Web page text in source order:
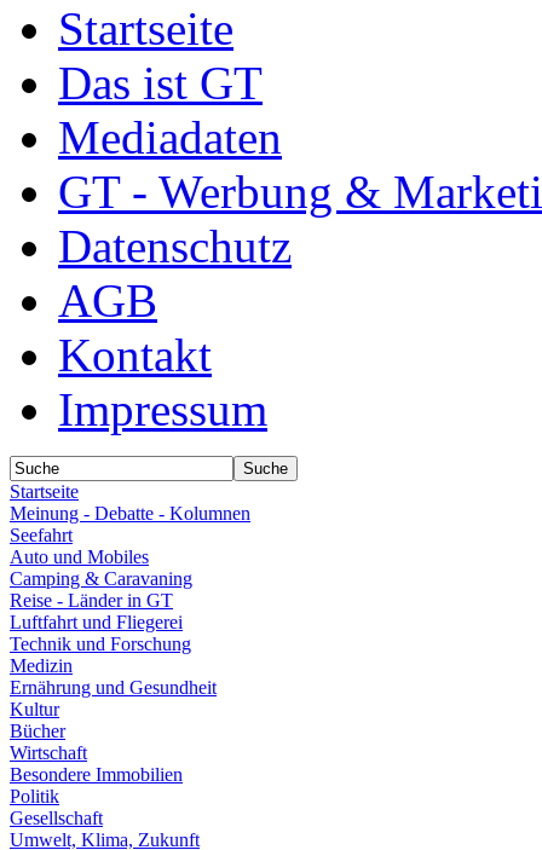
Startseite
Das ist GT
Mediadaten
GT - Werbung &
Datenschutz
AGB
Kontakt
Impressum
Startseite
Meinung - Debatte - Kolumnen
Seefahrt
Auto und Mobiles
Camping & Caravaning
Reise - Länder in GT
Luftfahrt und Fliegerei
Technik und Forschung
Medizin
Ernährung und Gesundheit
Kultur
Bücher
Wirtschaft
Besondere Immobilien
Politik
Gesellschaft
Umwelt, Klima, Zukunft